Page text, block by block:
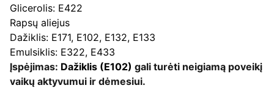
Glicerolis: E422
Rapsų aliejus
Dažiklis: E171, E102, E132, E133
Emulsiklis: E322, E433
Įspėjimas: Dažiklis (E102) gali turėti neigiamą poveikį
vaikų aktyvumui ir dėmesiui.